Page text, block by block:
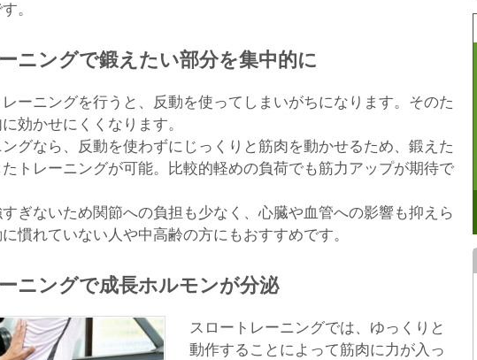
。
ニングで鍛えたい部分を集中的に
ーニングを行うと、反動を使ってしまいがちになります。そのた
効かせにくくなります。
グなら、反動を使わずにじっくりと筋肉を動かせるため、鍛えた
トレーニングが可能。比較的軽めの負荷でも筋力アップが期待で
ぎないため関節への負担も少なく、心臓や血管への影響も抑えら
慣れていない人や中高齢の方にもおすすめです。
ニングで成長ホルモンが分泌
スロートレーニングでは、ゆっくりと
動作することによって筋肉に力が入っ